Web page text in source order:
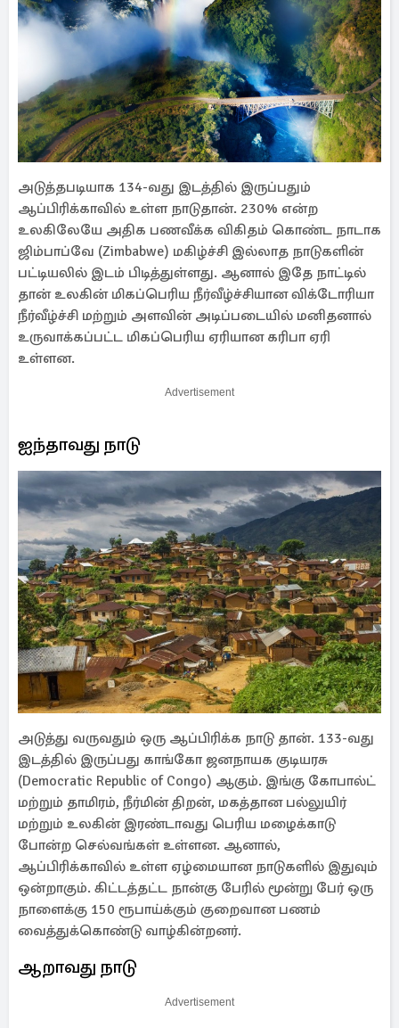
அடுத்தபடியாக 134-வது இடத்தில் இருப்பதும்
ஆப்பிரிக்காவில் உள்ள நாடுதான். 230% என்ற
உலகிலேயே அதிக பணவீக்க விகிதம் கொண்ட நாடாக
ஜிம்பாப்வே (Zimbabwe) மகிழ்ச்சி இல்லாத நாடுகளின்
பட்டியலில் இடம் பிடித்துள்ளது. ஆனால் இதே நாட்டில்
தான் உலகின் மிகப்பெரிய நீர்வீழ்ச்சியான விக்டோரியா
நீர்வீழ்ச்சி மற்றும் அளவின் அடிப்படையில் மனிதனால்
உருவாக்கப்பட்ட மிகப்பெரிய ஏரியான கரிபா ஏரி
உள்ளன.
Advertisement
ஐந்தாவது நாடு
அடுத்து வருவதும் ஒரு ஆப்பிரிக்க நாடு தான். 133-வது
இடத்தில் இருப்பது காங்கோ ஜனநாயக குடியரசு
(Democratic Republic of Congo) ஆகும். இங்கு கோபால்ட்
மற்றும் தாமிரம், நீர்மின் திறன், மகத்தான பல்லுயிர்
மற்றும் உலகின் இரண்டாவது பெரிய மழைக்காடு
போன்ற செல்வங்கள் உள்ளன. ஆனால்,
ஆப்பிரிக்காவில் உள்ள ஏழ்மையான நாடுகளில் இதுவும்
ஒன்றாகும். கிட்டத்தட்ட நான்கு பேரில் மூன்று பேர் ஒரு
நாளைக்கு 150 ரூபாய்க்கும் குறைவான பணம்
வைத்துக்கொண்டு வாழ்கின்றனர்.
ஆறாவது நாடு
Advertisement